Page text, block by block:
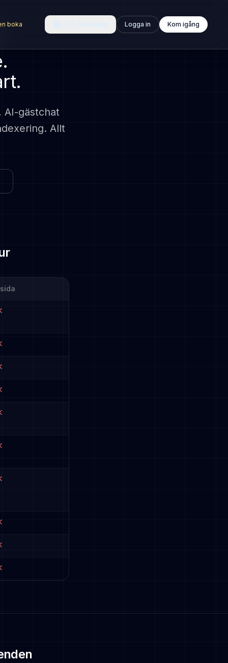
boka Logga in Kom igång
gästchat
Allt